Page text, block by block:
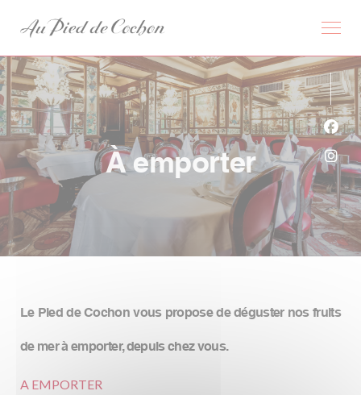
À emporter
Le Pied de Cochon vous propose de déguster nos fruits
de mer à emporter, depuis chez vous.
A EMPORTER